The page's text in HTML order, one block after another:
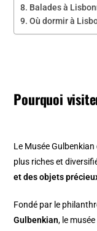
Balades à
Où dormir à
Pourquoi
Le Musée
plus riches et
et des objets
Fondé par le
Gulbenkian, le